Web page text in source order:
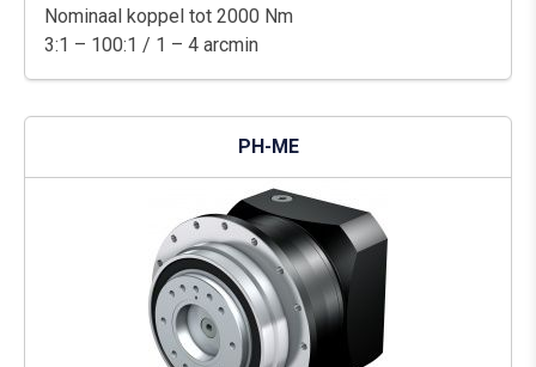
Nominaal koppel tot 2000 Nm
3:1 – 100:1 / 1 – 4 arcmin
PH-ME